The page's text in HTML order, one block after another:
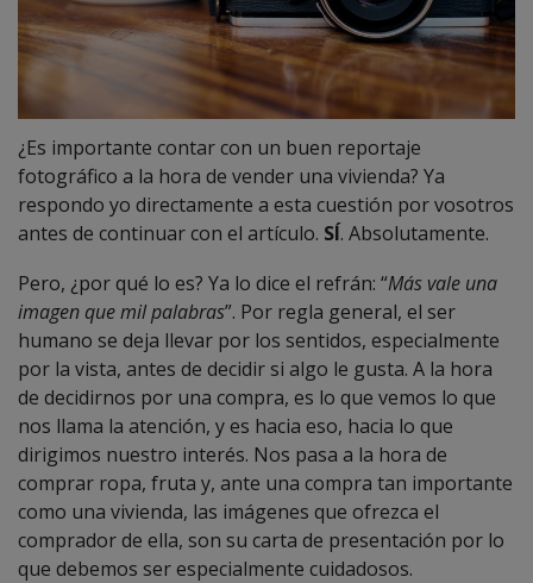
¿Es importante contar con un buen reportaje
fotográfico a la hora de vender una vivienda? Ya
respondo yo directamente a esta cuestión por vosotros
antes de continuar con el artículo. SÍ. Absolutamente.
Pero, ¿por qué lo es? Ya lo dice el refrán: “Más vale una
imagen que mil palabras”. Por regla general, el ser
humano se deja llevar por los sentidos, especialmente
por la vista, antes de decidir si algo le gusta. A la hora
de decidirnos por una compra, es lo que vemos lo que
nos llama la atención, y es hacia eso, hacia lo que
dirigimos nuestro interés. Nos pasa a la hora de
comprar ropa, fruta y, ante una compra tan importante
como una vivienda, las imágenes que ofrezca el
comprador de ella, son su carta de presentación por lo
que debemos ser especialmente cuidadosos.